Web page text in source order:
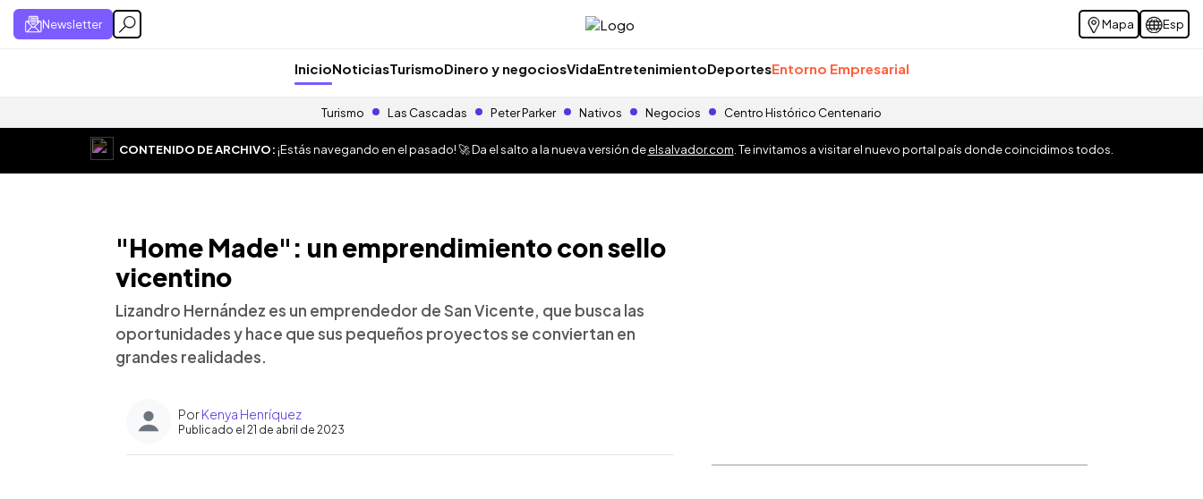
Newsletter Mapa Esp
InicioNoticiasTurismoDinero y negociosVidaEntretenimientoDeportesEntorno Empresarial
Turismo Las Cascadas Peter Parker Nativos Negocios Centro Histórico Centenario
CONTENIDO DE ARCHIVO:¡Estás navegando en el pasado! 🚀 Da el salto a la nueva versión deelsalvador.com . Te invitamos a visitar el nuevo portal país donde coincidimos todos.
"Home Made": un emprendimiento con sello
vicentino
Lizandro Hernández es un emprendedor de San Vicente, que busca las
oportunidades y hace que sus pequeños proyectos se conviertan en
grandes realidades.
PorKenya Henríquez
Publicado el 21 de abril de 2023